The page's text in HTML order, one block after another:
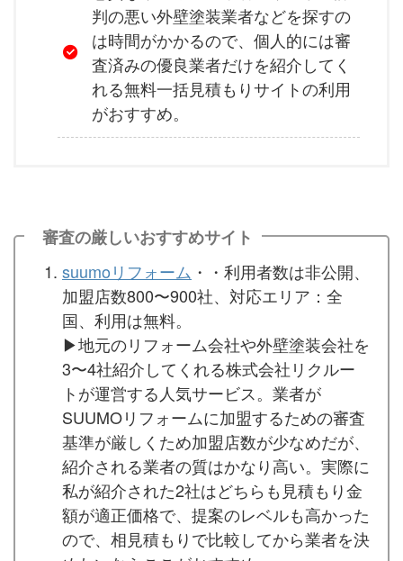
判の悪い外壁塗装業者などを探すの
は時間がかかるので、個人的には審
査済みの優良業者だけを紹介してく
れる無料一括見積もりサイトの利用
がおすすめ。
審査の厳しいおすすめサイト
suumoリフォーム ・・利用者数は非公開、
加盟店数800〜900社、対応エリア：全
国、利用は無料。
▶︎地元のリフォーム会社や外壁塗装会社を
3〜4社紹介してくれる株式会社リクルー
トが運営する人気サービス。業者が
SUUMOリフォームに加盟するための審査
基準が厳しくため加盟店数が少なめだが、
紹介される業者の質はかなり高い。実際に
私が紹介された2社はどちらも見積もり金
額が適正価格で、提案のレベルも高かった
ので、相見積もりで比較してから業者を決